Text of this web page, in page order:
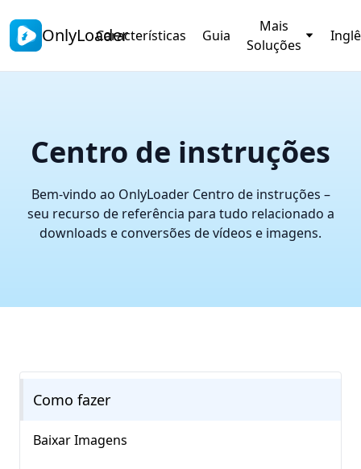
OnlyLoaderCaracterísticas Guia
Mais
Soluções
Centro de instruções
Bem-vindo ao OnlyLoader Centro de instruções –
seu recurso de referência para tudo relacionado a
downloads e conversões de vídeos e imagens.
Como fazer
Baixar Imagens